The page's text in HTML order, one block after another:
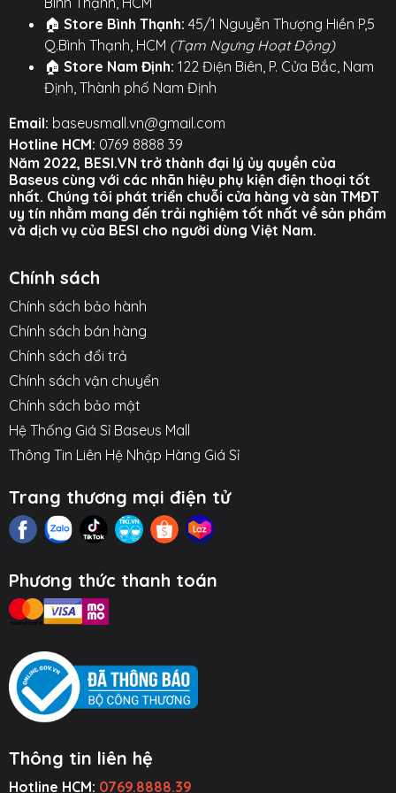
Kiện Ô Tô Thiết Bị Âm Tiện Ích Thông
chỉ 0.4mm, vòng kim loại gần như vô hình và không
làm thay đổi cảm giác cầm nắm hay tăng độ dày
cho điện thoại. Hoàn toàn không ảnh hưởng đến việc
sạc không dây thông thường.
👍 Dễ Dàng Lắp Đặt & Bền Bỉ: Trang bị lớp keo 3M
chuyên dụng, bám dính cực kỳ chắc chắn lên các bề
mặt ốp lưng phẳng. Bề mặt kim loại được xử lý chống
trầy xước và phai màu, đảm bảo vẻ đẹp bền lâu.
⚙️ TÍNH NĂNG NỔI BẬT ⚙️
từ tính.
○ Thiết kế siêu mỏng (0.4mm), không ảnh hưởng đến
cảm giác cầm nắm.
Hình ảnh sản phẩm
🏠 Store Bình Thạnh: 45/1 Nguyễn Thượng Hiền P,5
Q.Bình Thạnh, HCM (Tạm Ngưng Hoạt Động)
🏠 Store Nam Định: 122 Điện Biên, P. Cửa Bắc, Nam
Định, Thành phố Nam Định
Email: baseusmall.vn@gmail.com
Hotline HCM: 0769 8888 39
Năm 2022, BESI.VN trở thành đại lý ủy quyền của
Baseus cùng với các nhãn hiệu phụ kiện điện thoại tốt
nhất. Chúng tôi phát triển chuỗi cửa hàng và sàn TMĐT
uy tín nhằm mang đến trải nghiệm tốt nhất về sản phẩm
và dịch vụ của BESI cho người dùng Việt Nam.
Chính sách
Chính sách bảo hành
Chính sách bán hàng
Chính sách đổi trả
Chính sách vận chuyển
Chính sách bảo mật
Hệ Thống Giá Sỉ Baseus Mall
Thông Tin Liên Hệ Nhập Hàng Giá Sỉ
Trang thương mại điện tử
Phương thức thanh toán
Thông tin liên hệ
Hotline HCM: 0769.8888.39